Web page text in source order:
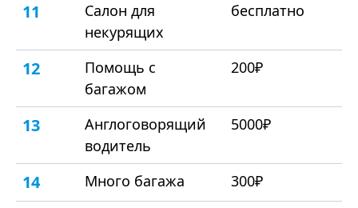
11
Салон для
некурящих
бесплатно
12
Помощь с
багажом
200₽
13
Англоговорящий
водитель
5000₽
14 Много багажа 300₽